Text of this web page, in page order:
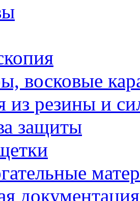
восковые
из резины и
защиты
документация